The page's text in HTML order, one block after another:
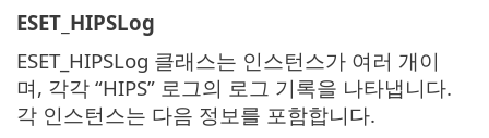
ESET_HIPSLog
ESET_HIPSLog 클래스는 인스턴스가 여러 개이
며, 각각 “HIPS” 로그의 로그 기록을 나타냅니다.
각 인스턴스는 다음 정보를 포함합니다.